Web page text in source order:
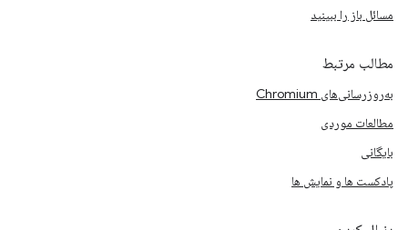
مسائل باز را ببینید
مطالب مرتبط
به‌روزرسانی‌های Chromium
مطالعات موردی
بایگانی
پادکست ها و نمایش ها